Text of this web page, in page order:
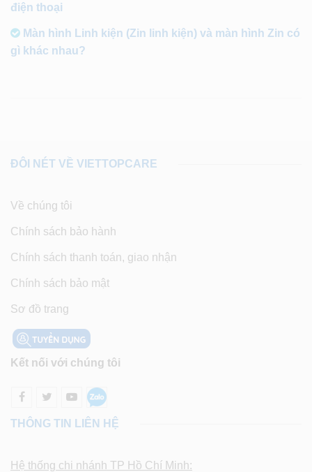
điện thoại
Màn hình Linh kiện (Zin linh kiện) và màn hình Zin có
gì khác nhau?
ĐÔI NÉT VỀ VIETTOPCARE
Về chúng tôi
Chính sách bảo hành
Chính sách thanh toán, giao nhận
Chính sách bảo mật
Sơ đồ trang
Kết nối với chúng tôi
THÔNG TIN LIÊN HỆ
Hệ thống chi nhánh TP Hồ Chí Minh: